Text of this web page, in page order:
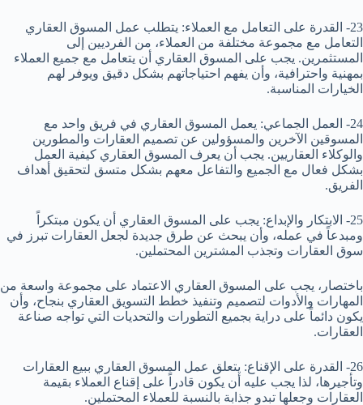
23- القدرة على التعامل مع العملاء: يتطلب عمل المسوق العقاري
التعامل مع مجموعة مختلفة من العملاء، من الفرديين إلى
المستثمرين. يجب على المسوق العقاري أن يتعامل مع جميع العملاء
بمهنية واحترافية، وأن يفهم احتياجاتهم بشكل دقيق ويوفر لهم
الخيارات المناسبة.
24- العمل الجماعي: يعمل المسوق العقاري في فريق واحد مع
المسوقين الآخرين والمسؤولين عن تصميم العقارات والمطورين
والوكلاء العقاريين. يجب أن يعرف المسوق العقاري كيفية العمل
بشكل فعال مع الجميع والتفاعل معهم بشكل متسق لتحقيق أهداف
الفريق.
25- الابتكار والإبداع: يجب على المسوق العقاري أن يكون مبتكراً
ومبدعاً في عمله، وأن يبحث عن طرق جديدة لجعل العقارات تبرز في
سوق العقارات وتجذب المشترين المحتملين.
باختصار، يجب على المسوق العقاري الاعتماد على مجموعة واسعة من
المهارات والأدوات لتصميم وتنفيذ خطط التسويق العقاري بنجاح، وأن
يكون دائماً على دراية بجميع التطورات والتحديات التي تواجه صناعة
العقارات.
26- القدرة على الإقناع: يتعلق عمل المسوق العقاري ببيع العقارات
وتأجيرها، لذا يجب عليه أن يكون قادراً على إقناع العملاء بقيمة
العقارات وجعلها تبدو جذابة بالنسبة للعملاء المحتملين.